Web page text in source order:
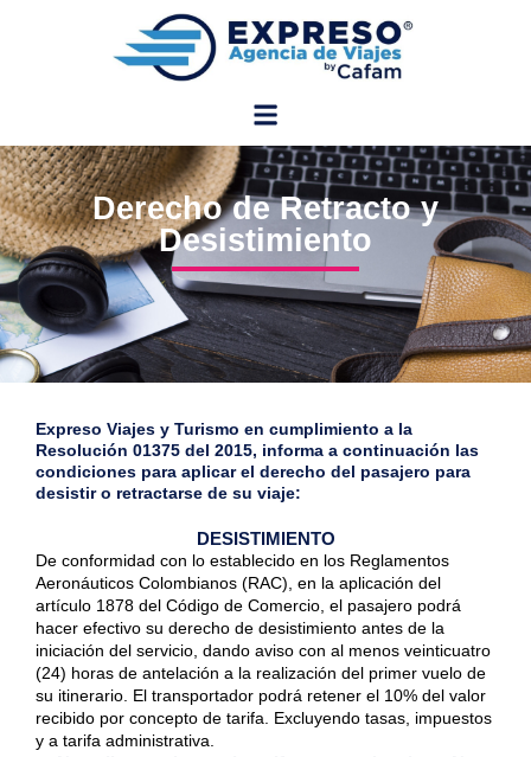
Derecho de Retracto y
Desistimiento
Expreso Viajes y Turismo en cumplimiento a la
Resolución 01375 del 2015, informa a continuación las
condiciones para aplicar el derecho del pasajero para
desistir o retractarse de su viaje:
DESISTIMIENTO
De conformidad con lo establecido en los Reglamentos
Aeronáuticos Colombianos (RAC), en la aplicación del
artículo 1878 del Código de Comercio, el pasajero podrá
hacer efectivo su derecho de desistimiento antes de la
iniciación del servicio, dando aviso con al menos veinticuatro
(24) horas de antelación a la realización del primer vuelo de
su itinerario. El transportador podrá retener el 10% del valor
recibido por concepto de tarifa. Excluyendo tasas, impuestos
y a tarifa administrativa.